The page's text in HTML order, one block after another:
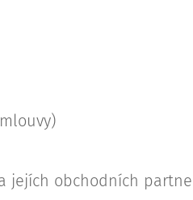
jejích obchodních